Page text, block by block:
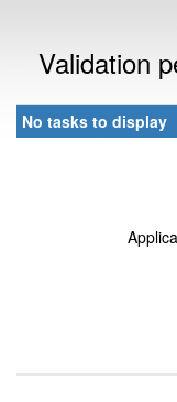
Validation
No tasks to display